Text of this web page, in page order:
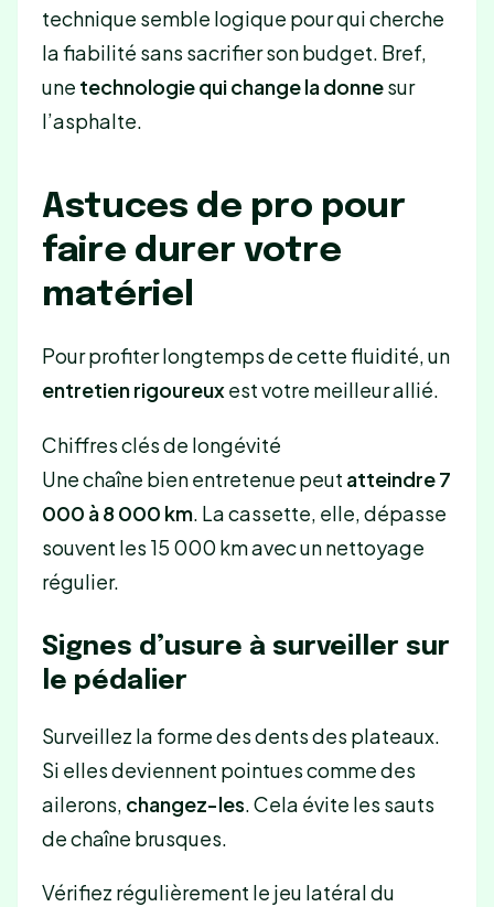
technique semble logique pour qui cherche
la fiabilité sans sacrifier son budget. Bref,
une technologie qui change la donnesur
l’asphalte.
Astuces de pro pour
faire durer votre
matériel
Pour profiter longtemps de cette fluidité, un
entretien rigoureuxest votre meilleur allié.
Chiffres clés de longévité
Une chaîne bien entretenue peut atteindre 7
000 à 8 000 km. La cassette, elle, dépasse
souvent les 15 000 km avec un nettoyage
régulier.
Signes d’usure à surveiller sur
le pédalier
Surveillez la forme des dents des plateaux.
Si elles deviennent pointues comme des
ailerons, changez-les. Cela évite les sauts
de chaîne brusques.
Vérifiez régulièrement le jeu latéral du